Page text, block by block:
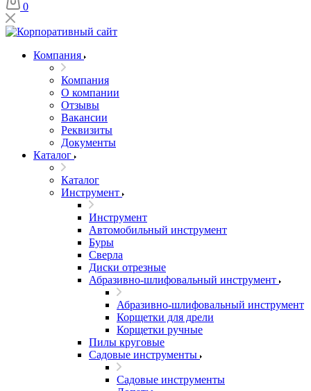
0
Компания
Компания
О компании
Отзывы
Вакансии
Реквизиты
Документы
Каталог
Каталог
Инструмент
Инструмент
Автомобильный инструмент
Буры
Сверла
Диски отрезные
Абразивно-шлифовальный инструмент
Абразивно-шлифовальный инструмент
Корщетки для дрели
Корщетки ручные
Пилы круговые
Садовые инструменты
Садовые инструменты